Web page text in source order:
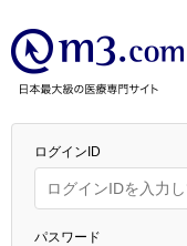
ログインID
パスワード